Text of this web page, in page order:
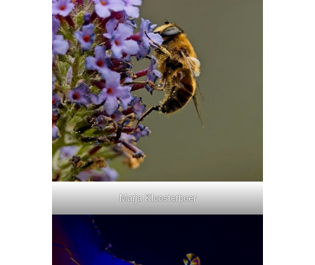
Marja Kloosterboer